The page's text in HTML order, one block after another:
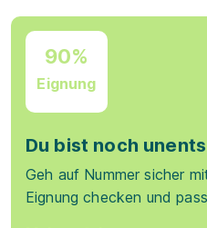
90%
Eignung
Du bist noch
Geh auf Nummer sicher
Eignung checken und